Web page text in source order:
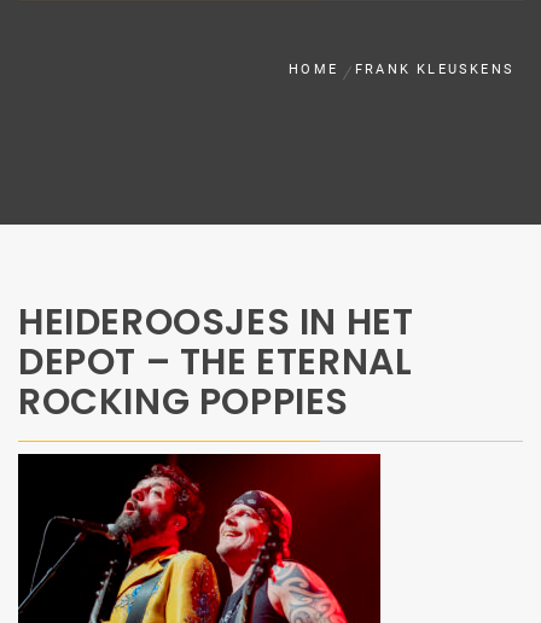
HOME FRANK KLEUSKENS
HEIDEROOSJES IN HET
DEPOT – THE ETERNAL
ROCKING POPPIES